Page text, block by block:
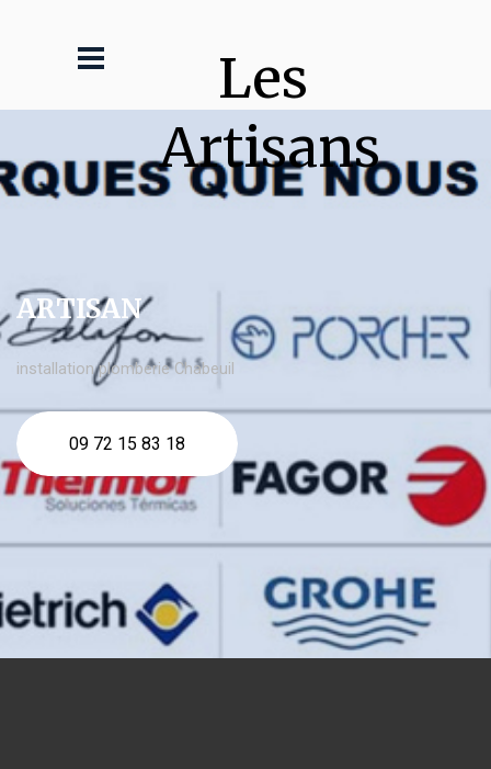
Les
Artisans
ARTISAN
installation plomberie Chabeuil
09 72 15 83 18